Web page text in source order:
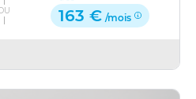
163 € /mois